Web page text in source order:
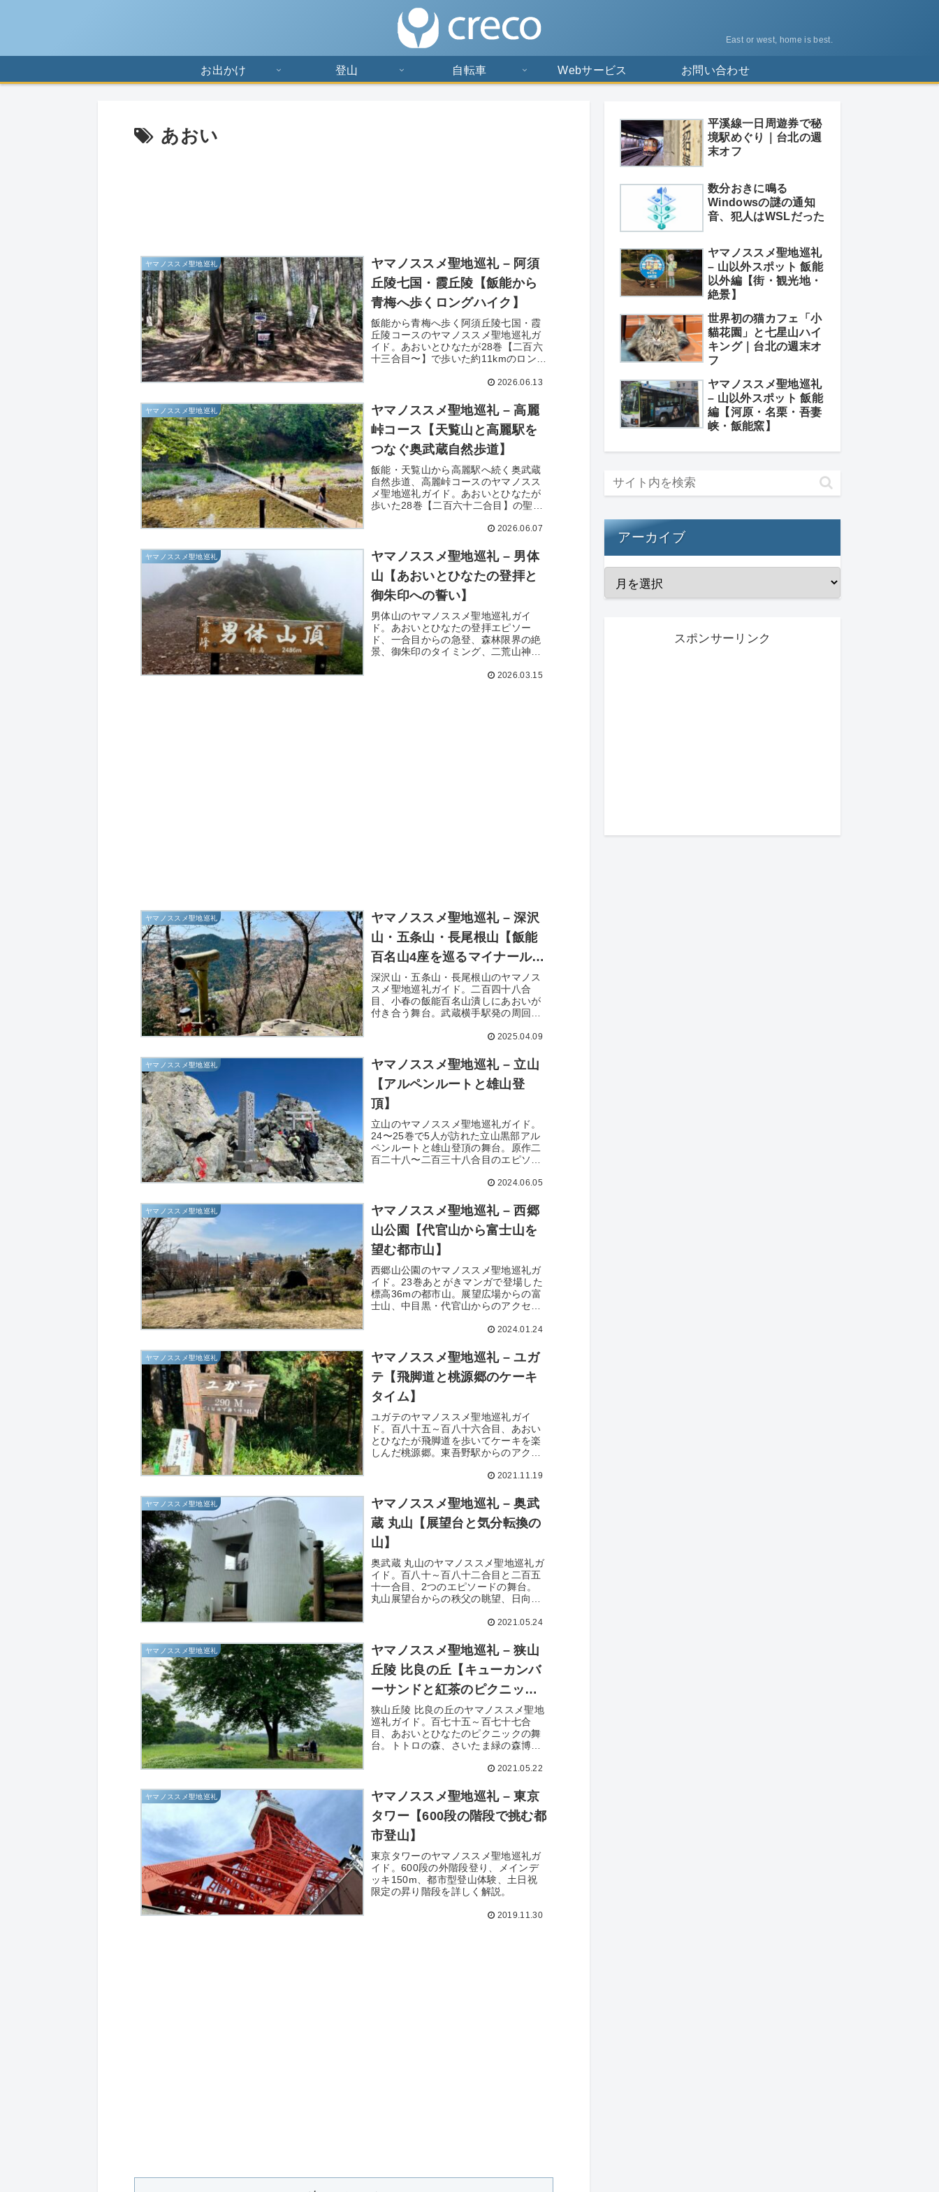
East or west, home is best.
お出かけ 登山 自転車 Webサービス お問い合わせ
あおい
ヤマノススメ聖地巡礼
ヤマノススメ聖地巡礼 – 阿須
丘陵七国・霞丘陵【飯能から
青梅へ歩くロングハイク】
飯能から青梅へ歩く阿須丘陵七国・霞
丘陵コースのヤマノススメ聖地巡礼ガ
イド。あおいとひなたが28巻【二百六
十三合目〜】で歩いた約11kmのロング
ト、所要3時間を実体験で紹介しま
グハイクコースです。
2026.06.13
ヤマノススメ聖地巡礼
ヤマノススメ聖地巡礼 – 高麗
峠コース【天覧山と高麗駅を
つなぐ奥武蔵自然歩道】
飯能・天覧山から高麗駅へ続く奥武蔵
自然歩道、高麗峠コースのヤマノスス
メ聖地巡礼ガイド。あおいとひなたが
歩いた28巻【二百六十二合目】の聖
ポット、初心者向け低山ハイクを実体
聖地巡礼スポットとして注目です。
2026.06.07
ヤマノススメ聖地巡礼
ヤマノススメ聖地巡礼 – 男体
山【あおいとひなたの登拝と
御朱印への誓い】
男体山のヤマノススメ聖地巡礼ガイ
ド。あおいとひなたの登拝エピソー
ド、一合目からの急登、森林限界の絶
景、御朱印のタイミング、二荒山神社
2026.03.15
ヤマノススメ聖地巡礼
ヤマノススメ聖地巡礼 – 深沢
山・五条山・長尾根山【飯能
百名山4座を巡るマイナールー
ト】
深沢山・五条山・長尾根山のヤマノス
スメ聖地巡礼ガイド。二百四十八合
目、小春の飯能百名山潰しにあおいが
付き合う舞台。武蔵横手駅発の周回コ
縦走との組み合わせも紹介。2025.04.09
ヤマノススメ聖地巡礼
ヤマノススメ聖地巡礼 – 立山
【アルペンルートと雄山登
頂】
立山のヤマノススメ聖地巡礼ガイド。
24〜25巻で5人が訪れた立山黒部アル
ペンルートと雄山登頂の舞台。原作二
百二十八〜二百三十八合目のエピソー
周回や剱沢キャンプ場の情報を紹介。
2024.06.05
ヤマノススメ聖地巡礼
ヤマノススメ聖地巡礼 – 西郷
山公園【代官山から富士山を
望む都市山】
西郷山公園のヤマノススメ聖地巡礼ガ
イド。23巻あとがきマンガで登場した
標高36mの都市山。展望広場からの富
士山、中目黒・代官山からのアクセ
2024.01.24
ヤマノススメ聖地巡礼
ヤマノススメ聖地巡礼 – ユガ
テ【飛脚道と桃源郷のケーキ
タイム】
ユガテのヤマノススメ聖地巡礼ガイ
ド。百八十五～百八十六合目、あおい
とひなたが飛脚道を歩いてケーキを楽
しんだ桃源郷。東吾野駅からのアクセ
2021.11.19
ヤマノススメ聖地巡礼
ヤマノススメ聖地巡礼 – 奥武
蔵 丸山【展望台と気分転換の
山】
奥武蔵 丸山のヤマノススメ聖地巡礼ガ
イド。百八十～百八十二合目と二百五
十一合目、2つのエピソードの舞台。
丸山展望台からの秩父の眺望、日向山
2021.05.24
ヤマノススメ聖地巡礼
ヤマノススメ聖地巡礼 – 狭山
丘陵 比良の丘【キューカンバ
ーサンドと紅茶のピクニッ
ク】
狭山丘陵 比良の丘のヤマノススメ聖地
巡礼ガイド。百七十五～百七十七合
目、あおいとひなたのピクニックの舞
台。トトロの森、さいたま緑の森博物
2021.05.22
ヤマノススメ聖地巡礼
ヤマノススメ聖地巡礼 – 東京
タワー【600段の階段で挑む都
市登山】
東京タワーのヤマノススメ聖地巡礼ガ
イド。600段の外階段登り、メインデ
ッキ150m、都市型登山体験、土日祝
限定の昇り階段を詳しく解説。
2019.11.30
平溪線一日周遊券で秘
境駅めぐり｜台北の週
末オフ
数分おきに鳴る
Windowsの謎の通知
音、犯人はWSLだった
ヤマノススメ聖地巡礼
– 山以外スポット 飯能
以外編【街・観光地・
絶景】
世界初の猫カフェ「小
貓花園」と七星山ハイ
キング｜台北の週末オ
フ
ヤマノススメ聖地巡礼
– 山以外スポット 飯能
編【河原・名栗・吾妻
峡・飯能窯】
アーカイブ
スポンサーリンク